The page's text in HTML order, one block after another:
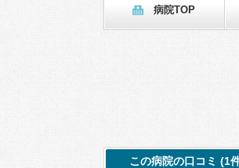
病院TOP
この病院の口コミ (1